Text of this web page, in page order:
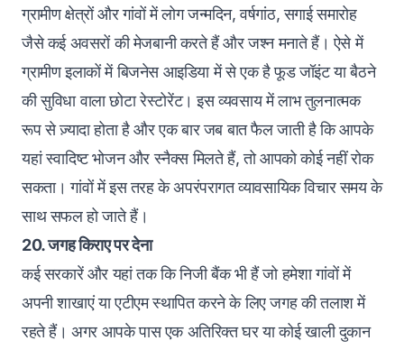
ग्रामीण क्षेत्रों और गांवों में लोग जन्मदिन, वर्षगांठ, सगाई समारोह
जैसे कई अवसरों की मेजबानी करते हैं और जश्न मनाते हैं। ऐसे में
ग्रामीण इलाकों में बिजनेस आइडिया में से एक है फूड जॉइंट या बैठने
की सुविधा वाला छोटा रेस्टोरेंट। इस व्यवसाय में लाभ तुलनात्मक
रूप से ज़्यादा होता है और एक बार जब बात फैल जाती है कि आपके
यहां स्वादिष्ट भोजन और स्नैक्स मिलते हैं, तो आपको कोई नहीं रोक
सकता। गांवों में इस तरह के अपरंपरागत व्यावसायिक विचार समय के
साथ सफल हो जाते हैं।
20. जगह किराए पर देना
कई सरकारें और यहां तक ​​कि निजी बैंक भी हैं जो हमेशा गांवों में
अपनी शाखाएं या एटीएम स्थापित करने के लिए जगह की तलाश में
रहते हैं। अगर आपके पास एक अतिरिक्त घर या कोई खाली दुकान